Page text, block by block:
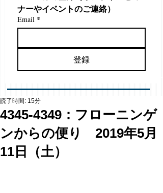
ナーやイベントのご連絡）
Email *
登録
4345-4349：フローニンゲ
ンからの便り 2019年5月
11日（土）
読了時間: 15分